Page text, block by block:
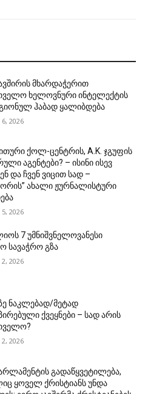
მხარდაჭერით
ხელოვნური ინტელექტის
ჰაბად ყალიბდება
2026
ქოლ-ცენტრის, A.K. ჯგუფის
აგენტები? – ისინი ისევ
და ჩვენ ვიცით სად –
ახალი ჟურნალისტური
2026
7 უმნიშვნელოვანესი
სავაჭრო გზა
2026
ნაკლებად/მეტად
ქვეყნები – სად არის
2026
გადაწყვეტილება,
ყოველ ქრისტიანს უნდა